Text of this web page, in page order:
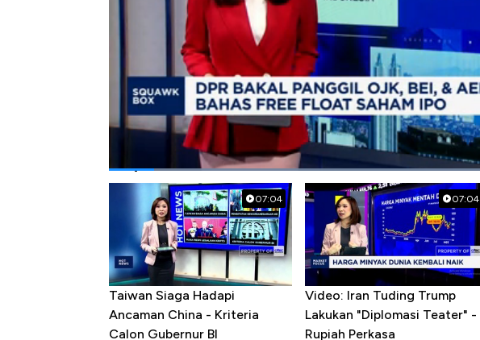
#ipo #bei #ojk #aei
Popular Videos
07:04
Taiwan Siaga Hadapi
Ancaman China - Kriteria
Calon Gubernur BI
07:04
Video: Iran Tuding Trump
Lakukan "Diplomasi Teater" -
Rupiah Perkasa